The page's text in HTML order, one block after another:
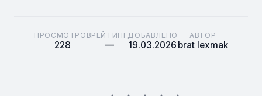
ПРОСМОТРОВ
228
РЕЙТИНГ
—
ДОБАВЛЕНО
19.03.2026
АВТОР
brat lexmak